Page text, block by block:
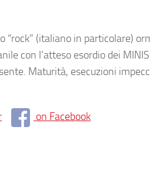
(italiano in particolare)
con l’atteso esordio dei
Maturità, esecuzioni
on Facebook